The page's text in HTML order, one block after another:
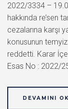
2022/3334 –
hakkında re’sen
cezalarına karşı
konusunun temyiz
reddetti. Karar
Esas No : 2022/
DEVAMINI